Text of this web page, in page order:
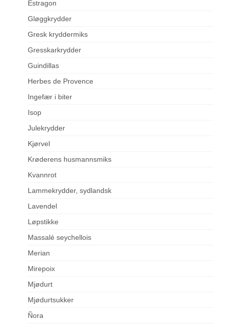
Estragon
Gløggkrydder
Gresk kryddermiks
Gresskarkrydder
Guindillas
Herbes de Provence
Ingefær i biter
Isop
Julekrydder
Kjørvel
Krøderens husmannsmiks
Kvannrot
Lammekrydder, sydlandsk
Lavendel
Løpstikke
Massalé seychellois
Merian
Mirepoix
Mjødurt
Mjødurtsukker
Ñora